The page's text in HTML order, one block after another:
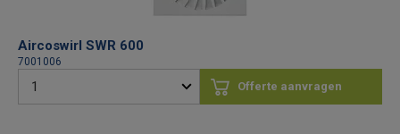
Aircoswirl SWR 600
7001006
Offerte aanvragen